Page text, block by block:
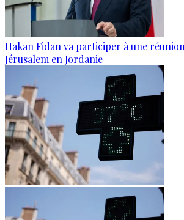
Hakan Fidan va participer à une
Jérusalem en Jordanie